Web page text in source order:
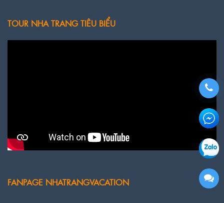
TOUR NHA TRANG TIÊU BIỂU
FANPAGE NHATRANGVACATION